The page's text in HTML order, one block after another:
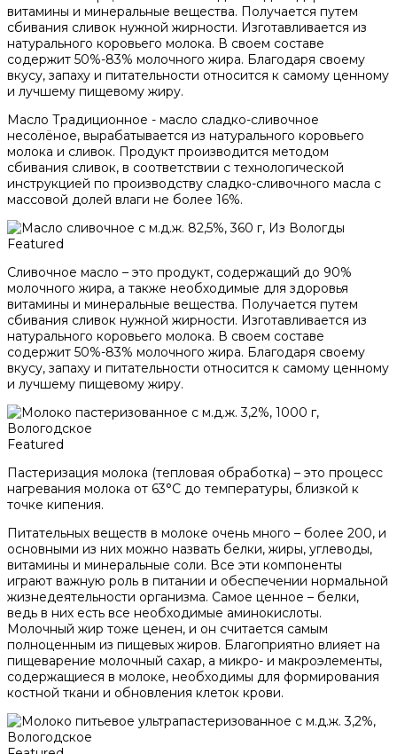
витамины и минеральные вещества. Получается путем
сбивания сливок нужной жирности. Изготавливается из
натурального коровьего молока. В своем составе
содержит 50%-83% молочного жира. Благодаря своему
вкусу, запаху и питательности относится к самому ценному
и лучшему пищевому жиру.
Масло Традиционное - масло сладко-сливочное
несолёное, вырабатывается из натурального коровьего
молока и сливок. Продукт производится методом
сбивания сливок, в соответствии с технологической
инструкцией по производству сладко-сливочного масла с
массовой долей влаги не более 16%.
Featured
Сливочное масло – это продукт, содержащий до 90%
молочного жира, а также необходимые для здоровья
витамины и минеральные вещества. Получается путем
сбивания сливок нужной жирности. Изготавливается из
натурального коровьего молока. В своем составе
содержит 50%-83% молочного жира. Благодаря своему
вкусу, запаху и питательности относится к самому ценному
и лучшему пищевому жиру.
Featured
Пастеризация молока (тепловая обработка) – это процесс
нагревания молока от 63°С до температуры, близкой к
точке кипения.
Питательных веществ в молоке очень много – более 200, и
основными из них можно назвать белки, жиры, углеводы,
витамины и минеральные соли. Все эти компоненты
играют важную роль в питании и обеспечении нормальной
жизнедеятельности организма. Самое ценное – белки,
ведь в них есть все необходимые аминокислоты.
Молочный жир тоже ценен, и он считается самым
полноценным из пищевых жиров. Благоприятно влияет на
пищеварение молочный сахар, а микро- и макроэлементы,
содержащиеся в молоке, необходимы для формирования
костной ткани и обновления клеток крови.